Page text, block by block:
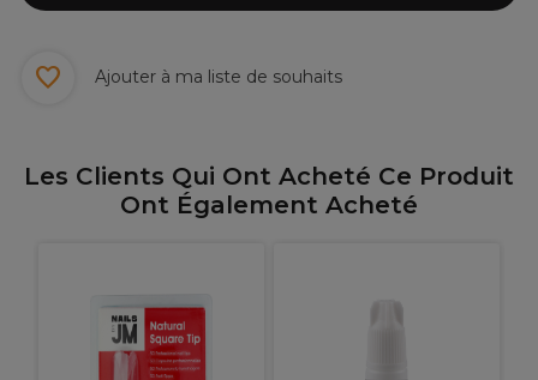
Ajouter à ma liste de souhaits
Les Clients Qui Ont Acheté Ce Produit
Ont Également Acheté